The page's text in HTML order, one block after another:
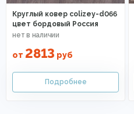
Круглый ковер colizey-d066
цвет бордовый Россия
от 2813 руб